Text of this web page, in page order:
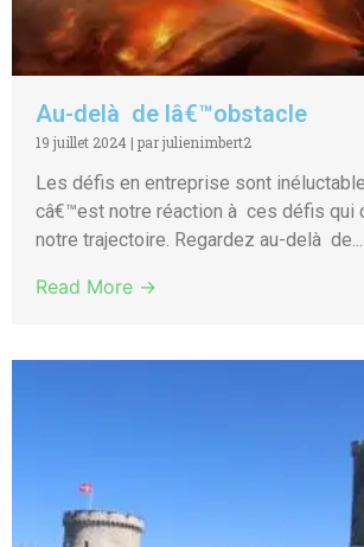
Au-delà de lâ€™obstacle
19 juillet 2024 | par julienimbert2
Les défis en entreprise sont
câ€™est notre réaction à ces défis qui
notre trajectoire. Regardez au-delà de...
Read More →